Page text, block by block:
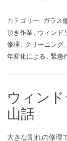
カテゴリー: ガラス
頂き作業, ウィンド
修理 , クリーニング,
年変化による , 緊急
ウィン
山話 （
大きな割れの修理